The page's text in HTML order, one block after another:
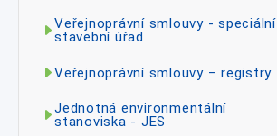
Veřejnoprávní smlouvy - speciální
stavební úřad
Veřejnoprávní smlouvy – registry
Jednotná environmentální
stanoviska - JES